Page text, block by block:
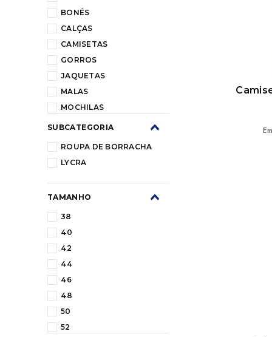
BONÉS
CALÇAS
CAMISETAS
GORROS
JAQUETAS
MALAS
MOCHILAS
MOLETOM
SUBCATEGORIA
ROUPA DE BORRACHA
LYCRA
TAMANHO
38
40
42
44
46
48
50
52